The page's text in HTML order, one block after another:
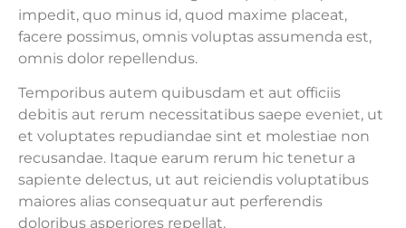
impedit, quo minus id, quod maxime placeat,
facere possimus, omnis voluptas assumenda est,
omnis dolor repellendus.
Temporibus autem quibusdam et aut officiis
debitis aut rerum necessitatibus saepe eveniet, ut
et voluptates repudiandae sint et molestiae non
recusandae. Itaque earum rerum hic tenetur a
sapiente delectus, ut aut reiciendis voluptatibus
maiores alias consequatur aut perferendis
doloribus asperiores repellat.